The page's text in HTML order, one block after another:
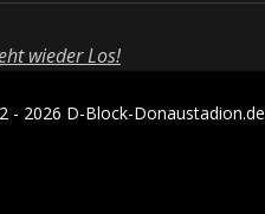
wieder Los!
- 2026 D-Block-Donaustadion.de